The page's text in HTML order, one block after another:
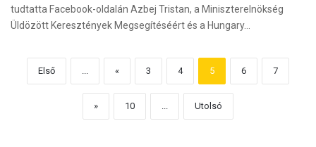
tudtatta Facebook-oldalán Azbej Tristan, a Miniszterelnökség
Üldözött Keresztények Megsegítéséért és a Hungary…
Első ... « 3 4 5 6 7
» 10 ... Utolsó